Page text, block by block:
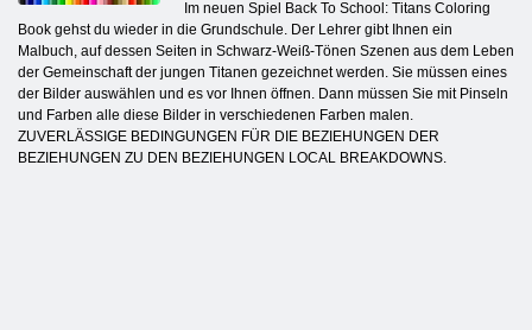
Im neuen Spiel Back To School: Titans Coloring
Book gehst du wieder in die Grundschule. Der Lehrer gibt Ihnen ein
Malbuch, auf dessen Seiten in Schwarz-Weiß-Tönen Szenen aus dem Leben
der Gemeinschaft der jungen Titanen gezeichnet werden. Sie müssen eines
der Bilder auswählen und es vor Ihnen öffnen. Dann müssen Sie mit Pinseln
und Farben alle diese Bilder in verschiedenen Farben malen.
ZUVERLÄSSIGE BEDINGUNGEN FÜR DIE BEZIEHUNGEN DER
BEZIEHUNGEN ZU DEN BEZIEHUNGEN LOCAL BREAKDOWNS.